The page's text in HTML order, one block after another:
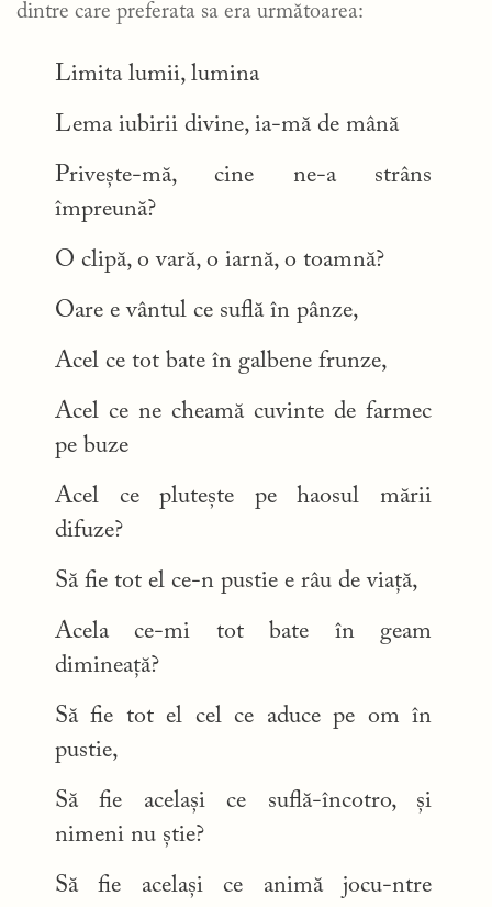
dintre care preferata sa era următoarea:
Limita lumii, lumina
Lema iubirii divine, ia-mă de mână
Privește-mă, cine ne-a strâns
împreună?
O clipă, o vară, o iarnă, o toamnă?
Oare e vântul ce suflă în pânze,
Acel ce tot bate în galbene frunze,
Acel ce ne cheamă cuvinte de farmec
pe buze
Acel ce plutește pe haosul mării
difuze?
Să fie tot el ce-n pustie e râu de viață,
Acela ce-mi tot bate în geam
dimineață?
Să fie tot el cel ce aduce pe om în
pustie,
Să fie același ce suflă-încotro, și
nimeni nu știe?
Să fie același ce animă jocu-ntre